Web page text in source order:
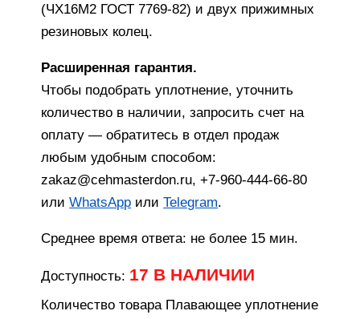
(ЧХ16М2 ГОСТ 7769-82) и двух прижимных
резиновых колец.
Расширенная гарантия.
Чтобы подобрать уплотнение, уточнить
количество в наличии, запросить счет на
оплату — обратитесь в отдел продаж
любым удобным способом:
zakaz@cehmasterdon.ru, +7-960-444-66-80
илиWhatsApp илиTelegram.
Среднее время ответа: не более 15 мин.
Доступность: 17 В НАЛИЧИИ
Количество товара Плавающее уплотнение